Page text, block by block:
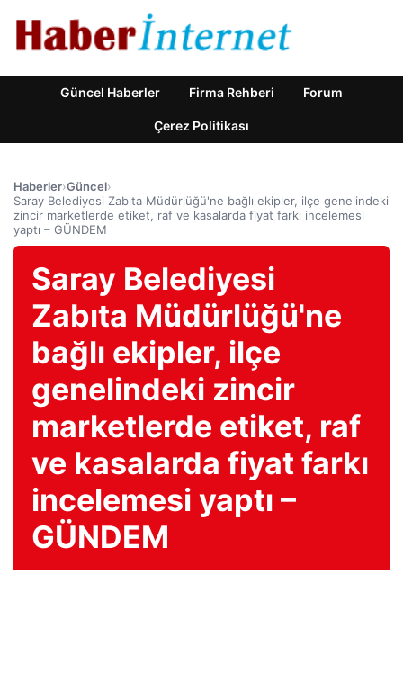
Güncel Haberler Firma Rehberi Forum
Çerez Politikası
Haberler›Güncel›
Saray Belediyesi Zabıta Müdürlüğü'ne bağlı ekipler, ilçe genelindeki
zincir marketlerde etiket, raf ve kasalarda fiyat farkı incelemesi
yaptı – GÜNDEM
Saray Belediyesi
Zabıta Müdürlüğü'ne
bağlı ekipler, ilçe
genelindeki zincir
marketlerde etiket, raf
ve kasalarda fiyat farkı
incelemesi yaptı –
GÜNDEM